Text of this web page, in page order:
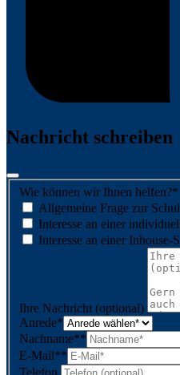
Nachricht schreiben
Wie können wir Ihnen helfen?*
Allgemeine Frage zur
Interesse an einer
Interesse an einer Inhouse-
Ihre Nachricht (optional)
Anrede*
Nachname**
E-Mail**
Telefon